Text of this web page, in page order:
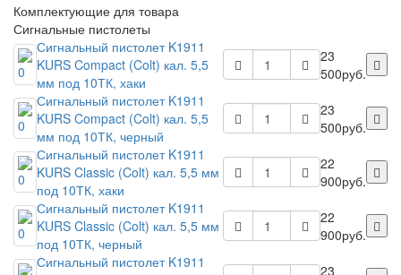
Комплектующие для товара
Сигнальные пистолеты
Сигнальный пистолет K1911
KURS Compact (Colt) кал. 5,5
мм под 10ТК, хаки
23
500руб.
Сигнальный пистолет K1911
KURS Compact (Colt) кал. 5,5
мм под 10ТК, черный
23
500руб.
Сигнальный пистолет K1911
KURS Classic (Colt) кал. 5,5 мм
под 10ТК, хаки
22
900руб.
Сигнальный пистолет K1911
KURS Classic (Colt) кал. 5,5 мм
под 10ТК, черный
22
900руб.
Сигнальный пистолет K1911
23